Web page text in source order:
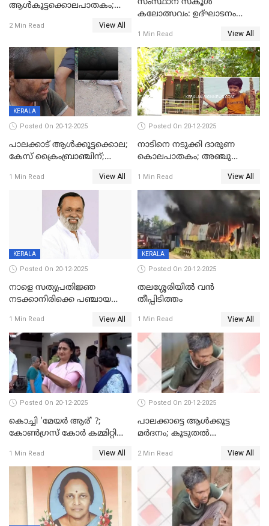
ആൾകൂട്ടക്കൊലപാതകം;
ഊർജ്ജിതമാക്കിമാക്കി
2 Min Read View All
സംസ്ഥാന സ്കൂൾ
കലോത്സവം: ഉദ്ഘാടനം
മുഖ്യാതിഥിയായി
മോഹൻലാൽ
1 Min Read View All
KERALA
Posted On 20-12-2025
പാലക്കാട് ആൾക്കൂട്ടക്കൊല;
കേസ് ക്രൈംബ്രാഞ്ചിന്;
അന്വേഷിക്കും
1 Min Read View All
Posted On 20-12-2025
നാടിനെ നടുക്കി ദാരുണ
കൊലപാതകം; അഞ്ചു
കഴുത്തുഞെരിച്ച് കൊന്നു
1 Min Read View All
KERALA
Posted On 20-12-2025
നാളെ സത്യപ്രതിജ്ഞ
നടക്കാനിരിക്കെ പഞ്ചായത്ത്
1 Min Read View All
KERALA
Posted On 20-12-2025
തലശ്ശേരിയിൽ വൻ
തീപ്പിടിത്തം
1 Min Read View All
Posted On 20-12-2025
കൊച്ചി 'മേയർ ആര്' ?;
കോണ്‍ഗ്രസ് കോര്‍ കമ്മിറ്റി
1 Min Read View All
Posted On 20-12-2025
പാലക്കാട്ടെ ആള്‍ക്കൂട്ട
മര്‍ദനം; കൂടുതല്‍
അംഗ സംഘമെന്ന് വിവരം
2 Min Read View All